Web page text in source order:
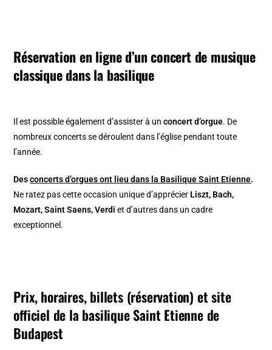
Réservation en ligne d’un concert de musique
classique dans la basilique
Il est possible également d’assister à unconcert d’orgue. De
nombreux concerts se déroulent dans l’église pendant toute
l’année.
Desconcerts d’orgues ont lieu dans la Basilique Saint Etienne.
Ne ratez pas cette occasion unique d’apprécier Liszt, Bach,
Mozart, Saint Saens, Verdi et d’autres dans un cadre
exceptionnel.
Prix, horaires, billets (réservation) et site
officiel de la basilique Saint Etienne de
Budapest